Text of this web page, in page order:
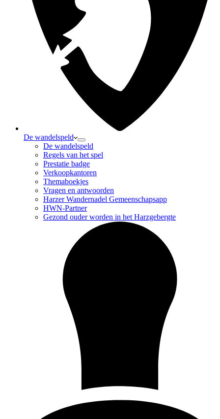
De wandelspeld
De wandelspeld
Regels van het spel
Prestatie badge
Verkoopkantoren
Themaboekjes
Vragen en antwoorden
Harzer Wandernadel Gemeenschapsapp
HWN-Partner
Gezond ouder worden in het Harzgebergte